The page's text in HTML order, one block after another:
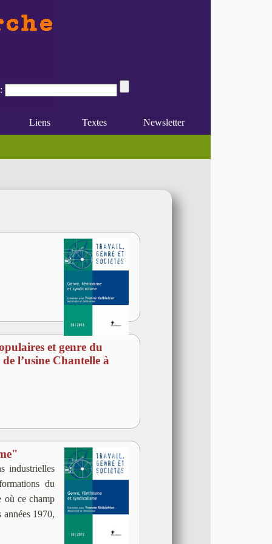
Liens Textes Newsletter
et genre du
l’usine Chantelle à
industrielles
du
où ce champ
1970,